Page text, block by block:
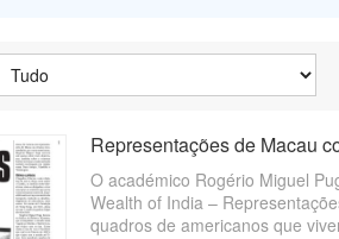
Representações de Macau
O académico Rogério Miguel
Wealth of India –
quadros de americanos que